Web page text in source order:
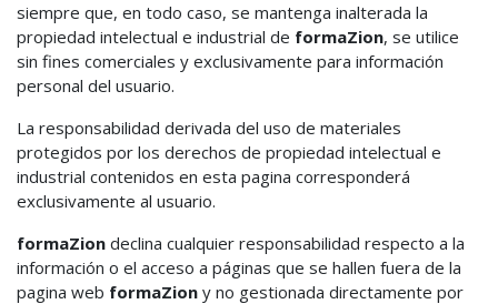
siempre que, en todo caso, se mantenga inalterada la
propiedad intelectual e industrial de formaZion, se utilice
sin fines comerciales y exclusivamente para información
personal del usuario.
La responsabilidad derivada del uso de materiales
protegidos por los derechos de propiedad intelectual e
industrial contenidos en esta pagina corresponderá
exclusivamente al usuario.
formaZion declina cualquier responsabilidad respecto a la
información o el acceso a páginas que se hallen fuera de la
pagina web formaZion y no gestionada directamente por